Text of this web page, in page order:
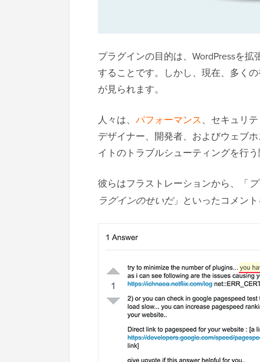
プラグインの目的は、WordPressを
することです。しかし、現在、多く
が見られます。
人々は、 パフォーマンス、セキュリ
デザイナー、開発者、およびウェブ
イトのトラブルシューティングを行
彼らはフラストレーションから、「
ラグインのせいだ」といったコメント